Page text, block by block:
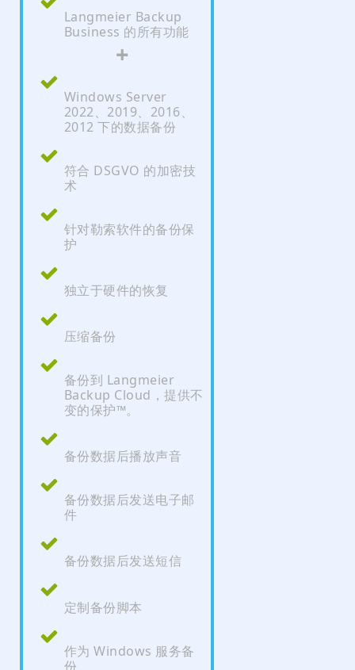
Langmeier Backup
Business 的所有功能
+
Windows Server
2022、2019、2016、
2012 下的数据备份
符合 DSGVO 的加密技
术
针对勒索软件的备份保
护
独立于硬件的恢复
压缩备份
备份到 Langmeier
Backup Cloud，提供不
变的保护™。
备份数据后播放声音
备份数据后发送电子邮
件
备份数据后发送短信
定制备份脚本
作为 Windows 服务备
份